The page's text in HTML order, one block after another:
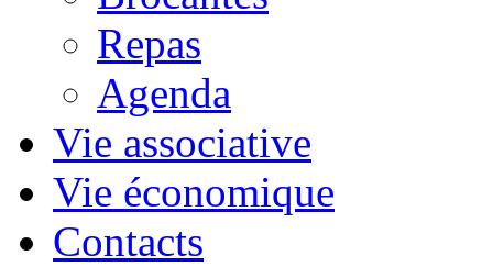
Repas
Agenda
Vie associative
Vie économique
Contacts